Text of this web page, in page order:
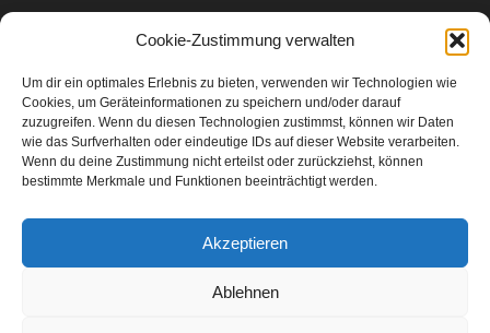
Cookie-Zustimmung verwalten
Um dir ein optimales Erlebnis zu bieten, verwenden wir Technologien wie
Cookies, um Geräteinformationen zu speichern und/oder darauf
zuzugreifen. Wenn du diesen Technologien zustimmst, können wir Daten
wie das Surfverhalten oder eindeutige IDs auf dieser Website verarbeiten.
Wenn du deine Zustimmung nicht erteilst oder zurückziehst, können
bestimmte Merkmale und Funktionen beeinträchtigt werden.
Akzeptieren
Ablehnen
Events & Success 3003
Breaking News 2067
Aktuelles
Featured Article
Karriere 567